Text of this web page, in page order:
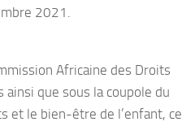
2021.
Africaine des Droits
ainsi que sous la coupole du
et le bien-être de l’enfant, ce